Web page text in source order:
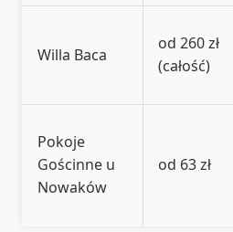
Willa Baca
od 260 zł
(całość)
Pokoje
Gościnne u
Nowaków
od 63 zł